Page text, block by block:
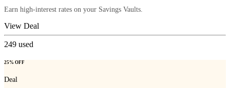
Earn high-interest rates on your Savings Vaults.
View Deal
249 used
25% OFF
Deal